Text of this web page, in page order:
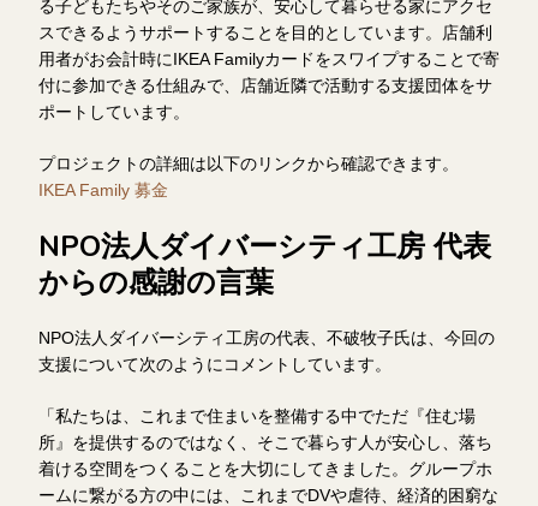
る子どもたちやそのご家族が、安心して暮らせる家にアクセ
スできるようサポートすることを目的としています。店舗利
用者がお会計時にIKEA Familyカードをスワイプすることで寄
付に参加できる仕組みで、店舗近隣で活動する支援団体をサ
ポートしています。
プロジェクトの詳細は以下のリンクから確認できます。
IKEA Family 募金
NPO法人ダイバーシティ工房 代表
からの感謝の言葉
NPO法人ダイバーシティ工房の代表、不破牧子氏は、今回の
支援について次のようにコメントしています。
「私たちは、これまで住まいを整備する中でただ『住む場
所』を提供するのではなく、そこで暮らす人が安心し、落ち
着ける空間をつくることを大切にしてきました。グループホ
ームに繋がる方の中には、これまでDVや虐待、経済的困窮な